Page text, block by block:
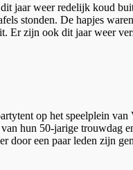
jaar weer redelijk koud
stonden. De hapjes
zijn ook dit jaar weer
op het speelplein
hun 50-jarige trouwdag
door een paar leden zijn